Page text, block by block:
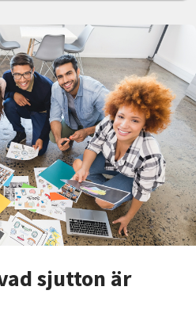
sjutton är